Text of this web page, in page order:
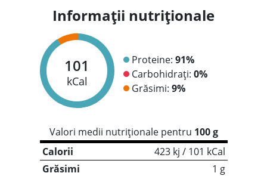
Informații nutriționale
101
kCal
Proteine: 91%
Carbohidrați: 0%
Grăsimi: 9%
Valori medii nutriționale pentru 100 g
Calorii
423 kj / 101 kCal
Grăsimi
1 g